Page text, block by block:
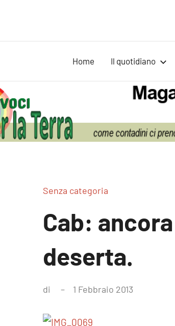
Home Il quotidiano
Senza categoria
Cab:
deserta.
di 1 Febbraio 2013